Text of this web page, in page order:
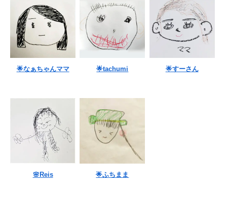
🌟なぁちゃんママ 🌟tachumi 🌟すーさん
🌸Reis 🌟ふちまま